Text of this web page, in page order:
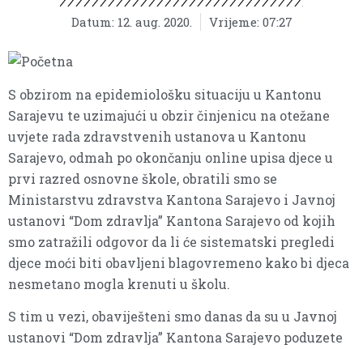
Datum: 12. aug. 2020. Vrijeme: 07:27
S obzirom na epidemiološku situaciju u Kantonu
Sarajevu te uzimajući u obzir činjenicu na otežane
uvjete rada zdravstvenih ustanova u Kantonu
Sarajevo, odmah po okončanju online upisa djece u
prvi razred osnovne škole, obratili smo se
Ministarstvu zdravstva Kantona Sarajevo i Javnoj
ustanovi “Dom zdravlja” Kantona Sarajevo od kojih
smo zatražili odgovor da li će sistematski pregledi
djece moći biti obavljeni blagovremeno kako bi djeca
nesmetano mogla krenuti u školu.
S tim u vezi, obaviješteni smo danas da su u Javnoj
ustanovi “Dom zdravlja” Kantona Sarajevo poduzete